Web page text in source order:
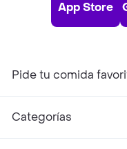
App Store
Pide tu comida
Categorías